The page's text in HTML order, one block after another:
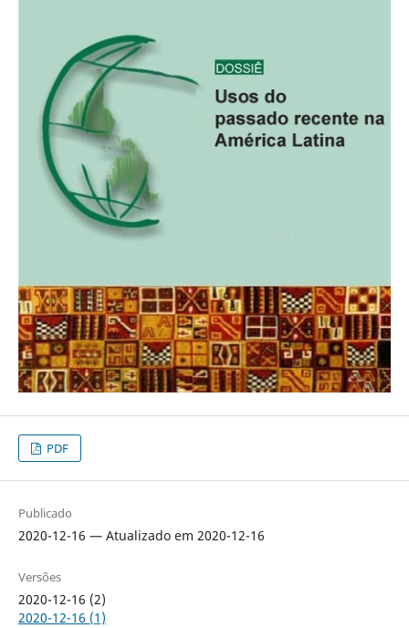
PDF
Publicado
2020-12-16 — Atualizado em 2020-12-16
Versões
2020-12-16 (2)
2020-12-16 (1)